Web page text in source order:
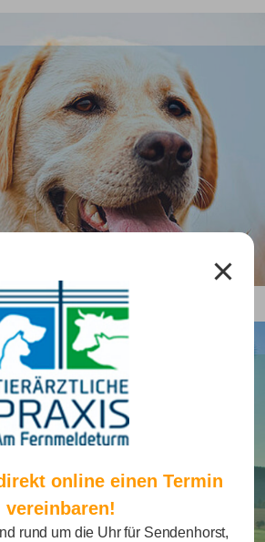
online einen Termin
vereinbaren!
rund um die Uhr für Sendenhorst,